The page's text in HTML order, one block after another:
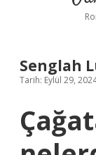
Senglah
Tarih: Eylül 29,